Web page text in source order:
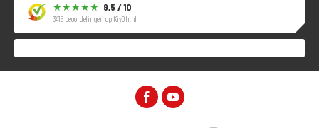
9,5 / 10
3415 beoordelingen op KiyOh.nl